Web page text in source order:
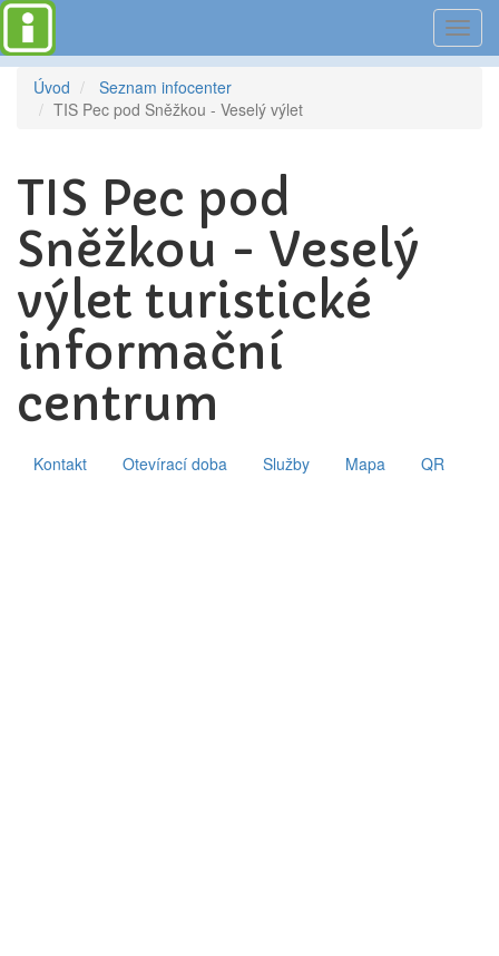
Úvod
Seznam infocenter
TIS Pec pod Sněžkou - Veselý výlet
TIS Pec pod
Sněžkou - Veselý
výlet turistické
informační
centrum
Kontakt Otevírací doba Služby Mapa QR